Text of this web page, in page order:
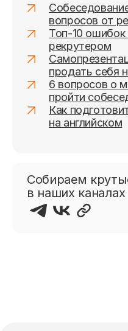
вопросов от
Топ-10 ошибок
рекрутером
продать себя
6 вопросов о
пройти
Как
на английском
Собираем
в наших каналах